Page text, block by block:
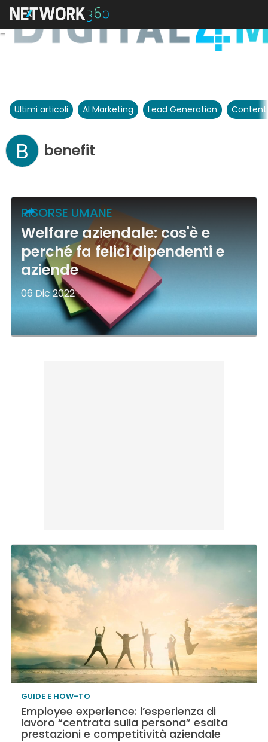
Ultimi articoli AI Marketing Lead Generation
B benefit
RISORSE UMANE
Welfare aziendale: cos'è e
perché fa felici dipendenti e
aziende
06 Dic 2022
GUIDE E HOW-TO
Employee experience: l’esperienza di
lavoro “centrata sulla persona” esalta
prestazioni e competitività aziendale